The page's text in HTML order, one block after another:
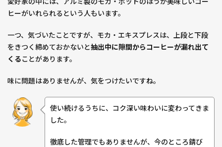
ヒーがいれられるという人もいます。
一つ、気づいたことですが、モカ・エキスプレスは、上段と下段
をきつく締めておかないと抽出中に隙間からコーヒーが漏れ出て
くることがあります。
味に問題はありませんが、気をつけたいですね。
使い続けるうちに、コク深い味わいに変わってきま
した。
徹底した管理でもありませんが、今のところ錆び